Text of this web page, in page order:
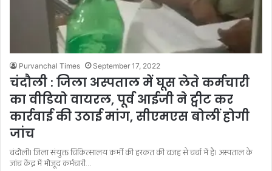
Purvanchal Times September 17, 2022
चंदौली : जिला अस्पताल में घूस लेते कर्मचारी
का वीडियो वायरल, पूर्व आईजी ने ट्वीट कर
कार्रवाई की उठाई मांग, सीएमएस बोलीं होगी
जांच
चंदौली। जिला संयुक्त चिकित्सालय कर्मी की हरकत की वजह से चर्चा में है। अस्पताल के
जांच केंद्र में मौजूद कर्मचारी…